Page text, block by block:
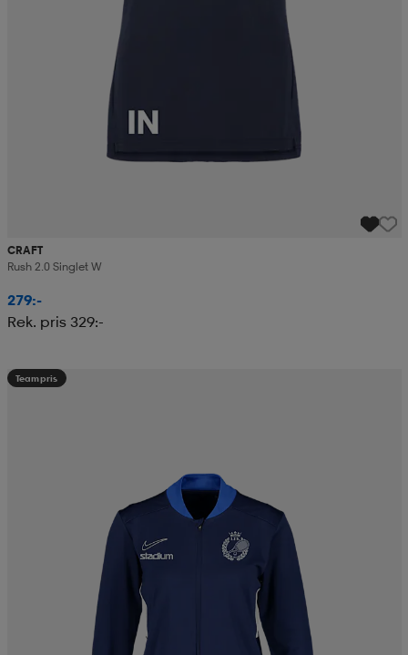
CRAFT
Rush 2.0 Singlet W
279:-
Rek. pris 329:-
Teampris